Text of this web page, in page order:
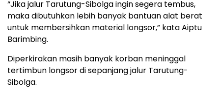
“Jika jalur Tarutung-Sibolga ingin segera tembus,
maka dibutuhkan lebih banyak bantuan alat berat
untuk membersihkan material longsor,” kata Aiptu
Barimbing.
Diperkirakan masih banyak korban meninggal
tertimbun longsor di sepanjang jalur Tarutung-
Sibolga.